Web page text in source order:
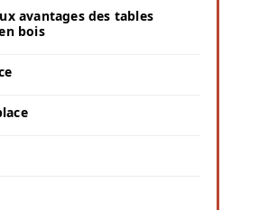
avantages des tables
bois